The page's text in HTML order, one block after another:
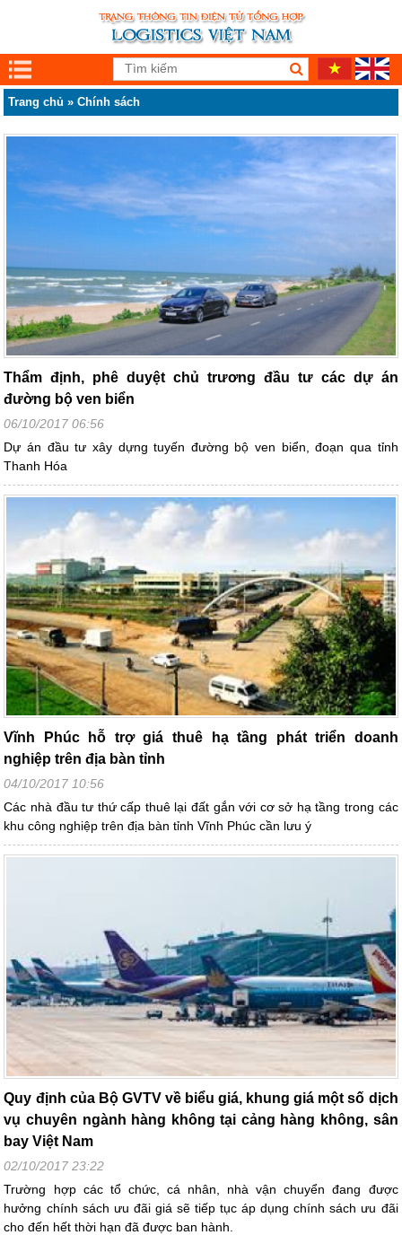
Trang chủ »Chính sách
Thẩm định, phê duyệt chủ trương đầu tư các dự án
đường bộ ven biển
06/10/2017 06:56
Dự án đầu tư xây dựng tuyến đường bộ ven biển, đoạn qua tỉnh
Thanh Hóa
Vĩnh Phúc hỗ trợ giá thuê hạ tầng phát triển doanh
nghiệp trên địa bàn tỉnh
04/10/2017 10:56
Các nhà đầu tư thứ cấp thuê lại đất gắn với cơ sở hạ tầng trong các
khu công nghiệp trên địa bàn tỉnh Vĩnh Phúc cần lưu ý
Quy định của Bộ GVTV về biểu giá, khung giá một số dịch
vụ chuyên ngành hàng không tại cảng hàng không, sân
bay Việt Nam
02/10/2017 23:22
Trường hợp các tổ chức, cá nhân, nhà vận chuyển đang được
hưởng chính sách ưu đãi giá sẽ tiếp tục áp dụng chính sách ưu đãi
cho đến hết thời hạn đã được ban hành.